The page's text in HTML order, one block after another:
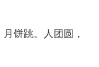
饼跳。人团圆，